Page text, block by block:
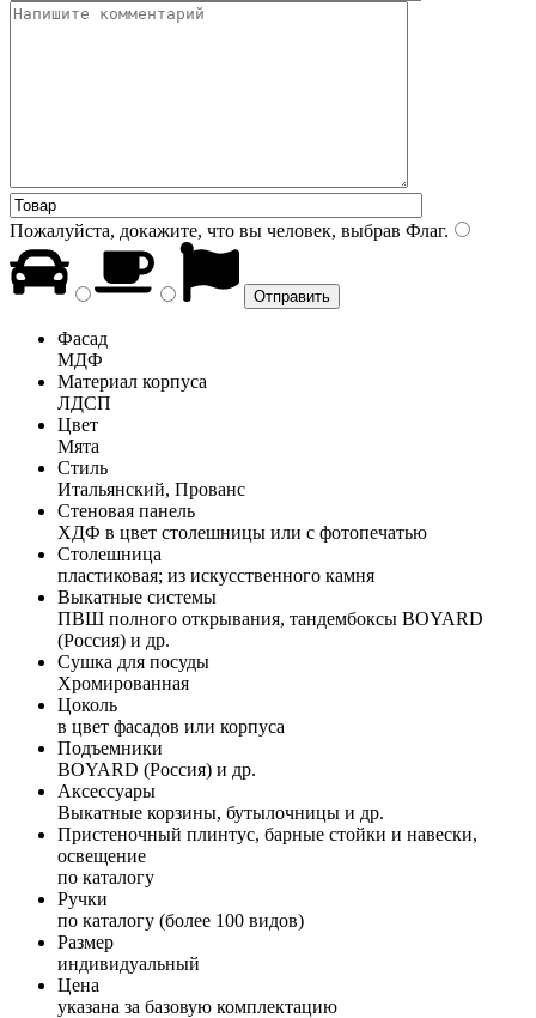
Пожалуйста, докажите, что вы человек, выбрав Флаг.
Фасад
МДФ
Материал корпуса
ЛДСП
Цвет
Мята
Стиль
Итальянский, Прованс
Стеновая панель
ХДФ в цвет столешницы или с фотопечатью
Столешница
пластиковая; из искусственного камня
Выкатные системы
ПВШ полного открывания, тандембоксы BOYARD
(Россия) и др.
Сушка для посуды
Хромированная
Цоколь
в цвет фасадов или корпуса
Подъемники
BOYARD (Россия) и др.
Аксессуары
Выкатные корзины, бутылочницы и др.
Пристеночный плинтус, барные стойки и навески,
освещение
по каталогу
Ручки
по каталогу (более 100 видов)
Размер
индивидуальный
Цена
указана за базовую комплектацию